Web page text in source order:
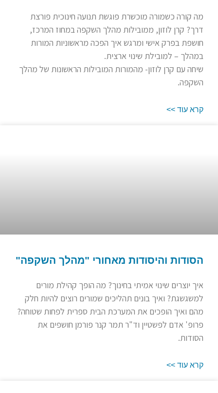
מה קורה כשמורה מוכשרת פוגשת תנועה חינוכית פורצת
דרך? קרן לוזון, ממובילות מהלך השקפה במחוז המרכז,
חושפת בפרק אישי ומרגש איך הפכה מראשוניות המורות
במהלך – למובילת שינוי ארצית.
שיחה עם קרן לוזון- מהמורות המובילות הראשונות של מהלך
השקפה.
קרא עוד >>
הסודות והיסודות מאחורי "מהלך השקפה"
איך יוצרים שינוי אמיתי בחינוך? מה הופך קהילת מורים
למשגשגת? ואיך בונים תהליכים שמורים רוצים להיות חלק
מהם ואיך הופכים את המערכת הבית ספרית לפחות שטוחה?
פרופ' אדם לפשטיין וד"ר תמר קנר פורמן חושפים את
הסודות.
קרא עוד >>